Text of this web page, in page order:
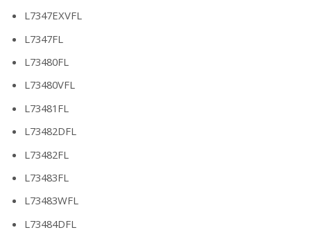
L7347EXVFL
L7347FL
L73480FL
L73480VFL
L73481FL
L73482DFL
L73482FL
L73483FL
L73483WFL
L73484DFL